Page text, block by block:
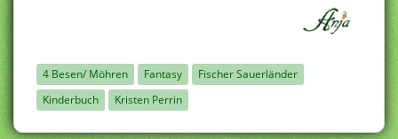
4 Besen/ Möhren Fantasy
Fischer Sauerländer
Kinderbuch
Kristen Perrin